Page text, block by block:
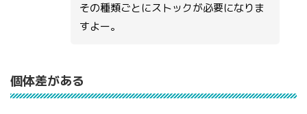
その種類ごとにストックが必要になりま
すよー。
個体差がある